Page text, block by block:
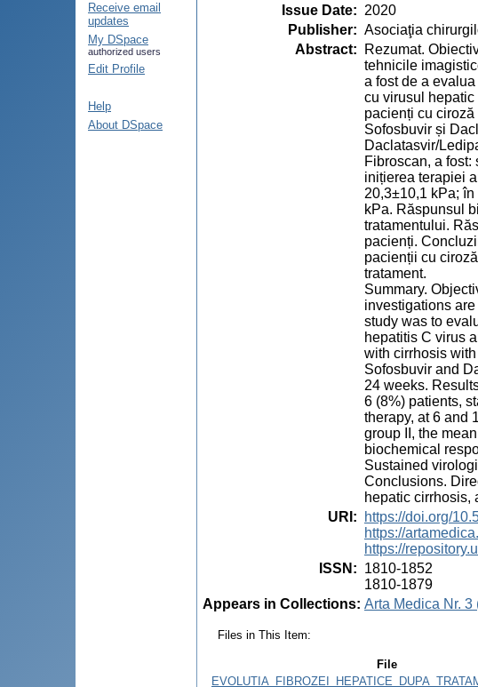
Receive email
updates
My DSpace
authorized users
Edit Profile
Help
About DSpace
Issue Date: 2020
Publisher: Asociaţia
Abstract:
Rezumat.
tehnicile
a fost de a
cu virusul
pacienți cu
Sofosbuvir și
Daclatasvir/
Fibroscan, a
inițierea terapiei
20,3±10,1 kPa;
kPa. Răspunsul
tratamentului.
pacienți.
pacienții cu
tratament.
Summary.
investigations
study was to
hepatitis C virus
with cirrhosis
Sofosbuvir and
24 weeks.
6 (8%) patients,
therapy, at 6 and
group II, the
biochemical
Sustained
Conclusions.
hepatic cirrhosis,
URI :
https://doi.org/
https://
https://
ISSN : 1810-1852
1810-1879
Appears in Collections: Arta Medica Nr.
Files in This Item:
File